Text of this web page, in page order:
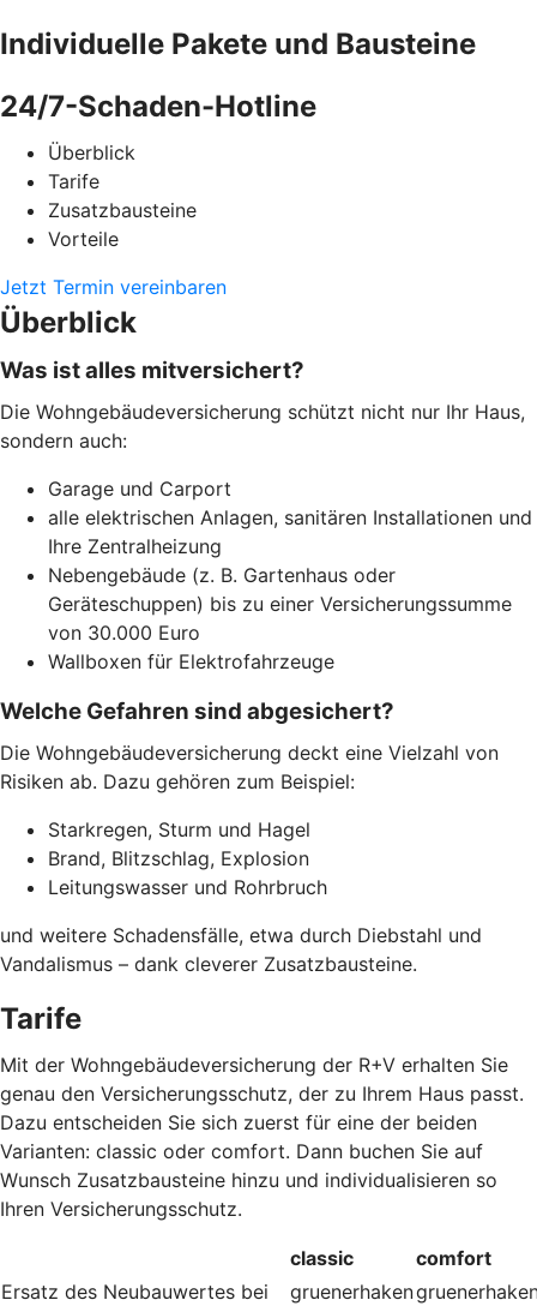
Individuelle Pakete und Bausteine
24/7-Schaden-Hotline
Überblick
Tarife
Zusatzbausteine
Vorteile
Jetzt Termin vereinbaren
Überblick
Was ist alles mitversichert?
Die Wohngebäudeversicherung schützt nicht nur Ihr Haus,
sondern auch:
Garage und Carport
alle elektrischen Anlagen, sanitären Installationen und
Ihre Zentralheizung
Nebengebäude (z. B. Gartenhaus oder
Geräteschuppen) bis zu einer Versicherungssumme
von 30.000 Euro
Wallboxen für Elektrofahrzeuge
Welche Gefahren sind abgesichert?
Die Wohngebäudeversicherung deckt eine Vielzahl von
Risiken ab. Dazu gehören zum Beispiel:
Starkregen, Sturm und Hagel
Brand, Blitzschlag, Explosion
Leitungswasser und Rohrbruch
und weitere Schadensfälle, etwa durch Diebstahl und
Vandalismus – dank cleverer Zusatzbausteine.
Tarife
Mit der Wohngebäudeversicherung der R+V erhalten Sie
genau den Versicherungsschutz, der zu Ihrem Haus passt.
Dazu entscheiden Sie sich zuerst für eine der beiden
Varianten: classic oder comfort. Dann buchen Sie auf
Wunsch Zusatzbausteine hinzu und individualisieren so
Ihren Versicherungsschutz.
classic
comfort
Ersatz des Neubauwertes bei
gruenerhaken